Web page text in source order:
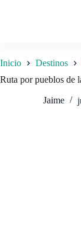
Inicio Destinos
Ruta por pueblos de
Jaime